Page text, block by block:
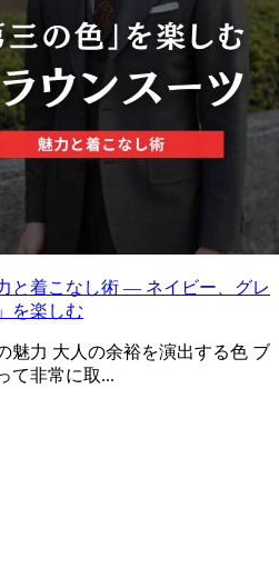
と着こなし術 ― ネイビー、グレ
を楽しむ
魅力 大人の余裕を演出する色 ブ
て非常に取...